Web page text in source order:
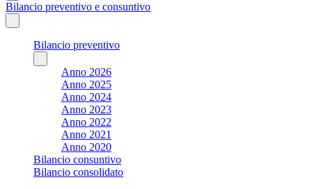
Bilancio preventivo e consuntivo
Bilancio preventivo
Anno 2026
Anno 2025
Anno 2024
Anno 2023
Anno 2022
Anno 2021
Anno 2020
Bilancio consuntivo
Bilancio consolidato